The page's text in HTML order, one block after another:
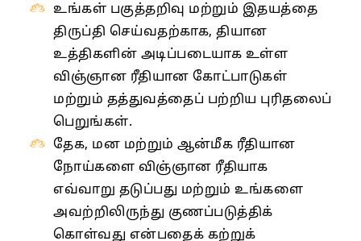
உங்கள் பகுத்தறிவு மற்றும் இதயத்தை
திருப்தி செய்வதற்காக, தியான
உத்திகளின் அடிப்படையாக உள்ள
விஞ்ஞான ரீதியான கோட்பாடுகள்
மற்றும் தத்துவத்தைப் பற்றிய புரிதலைப்
பெறுங்கள்.
தேக, மன மற்றும் ஆன்மீக ரீதியான
நோய்களை விஞ்ஞான ரீதியாக
எவ்வாறு தடுப்பது மற்றும் உங்களை
அவற்றிலிருந்து குணப்படுத்திக்
கொள்வது என்பதைக் கற்றுக்